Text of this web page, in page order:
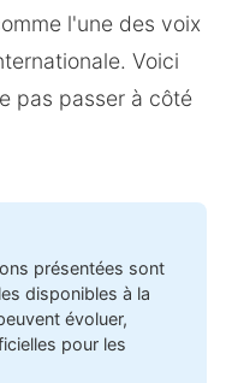
l'une des voix
Voici
pas passer à côté
présentées sont
disponibles à la
évoluer,
pour les